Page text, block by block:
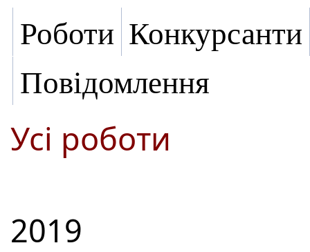
Роботи Конкурсанти
Повідомлення
Усі роботи
2019